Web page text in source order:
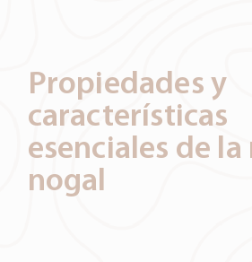
Propiedades y
características
esenciales de
nogal